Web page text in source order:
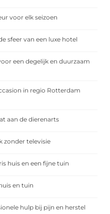
voor elk seizoen
sfeer van een luxe hotel
een degelijk en duurzaam
in regio Rotterdam
aan de dierenarts
zonder televisie
huis en een fijne tuin
en tuin
hulp bij pijn en herstel